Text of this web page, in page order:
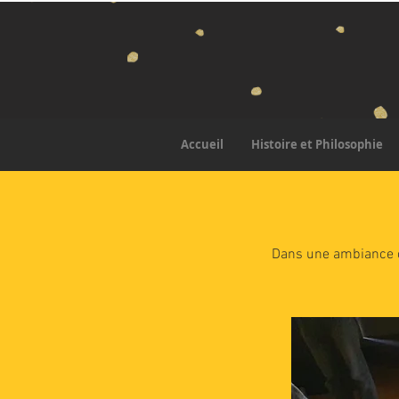
Accueil Histoire et Philosophie
Dans une